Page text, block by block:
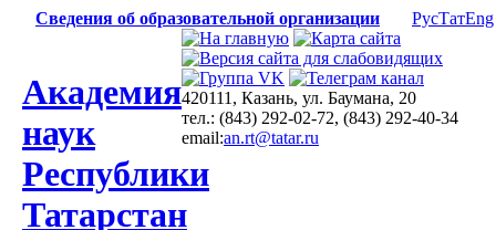
Сведения об образовательной организации РусТатEng
Академия
наук
Республики
Татарстан
420111, Казань, ул. Баумана, 20
тел.: (843) 292-02-72, (843) 292-40-34
email:an.rt@tatar.ru